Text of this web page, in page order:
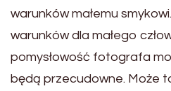
warunków małemu
warunków dla małego
pomysłowość fotografa
będą przecudowne. Może